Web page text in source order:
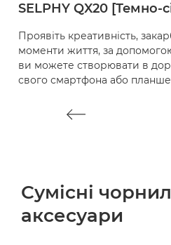
SELPHY QX20 [Темно-
Проявіть креативність,
моменти життя, за
ви можете створювати в
свого смартфона або
Сумісні
аксесуари